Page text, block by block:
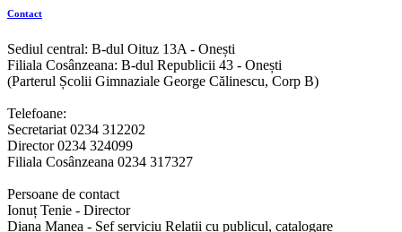
Contact
Sediul central: B-dul Oituz 13A - Onești
Filiala Cosânzeana: B-dul Republicii 43 - Onești
(Parterul Școlii Gimnaziale George Călinescu, Corp B)
Telefoane:
Secretariat 0234 312202
Director 0234 324099
Filiala Cosânzeana 0234 317327
Persoane de contact
Ionuț Tenie - Director
Diana Manea - Șef serviciu Relatii cu publicul, catalogare